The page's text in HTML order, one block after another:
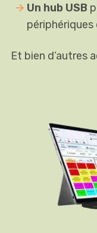
Un hub USB
Et bien d’autres